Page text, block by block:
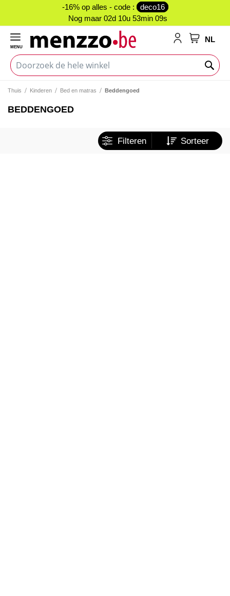
-16% op alles - code :
deco16
Nog maar 02d 10u 53min 09s
NL
MENU
Thuis Kinderen Bed en matras Beddengoed
BEDDENGOED
Filteren Sorteer